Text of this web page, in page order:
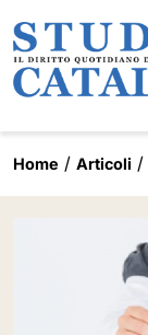
Home Articoli